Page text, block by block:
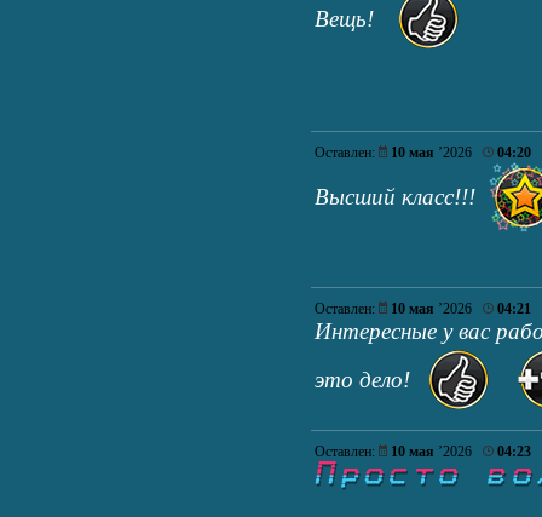
Вещь!
Оставлен: 10 мая ’2026 04:20
Высший класс!!!
Оставлен: 10 мая ’2026 04:21
Интересные у вас
это дело!
Оставлен: 10 мая ’2026 04:23